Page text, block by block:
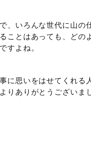
、いろんな世代に山の
ことはあっても、どの
すよね。
に思いをはせてくれる
りありがとうございま